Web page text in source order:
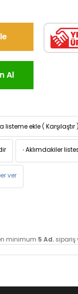
Al
listeme ekle ( Karşılaştır )
·Aklımdakiler
ver
minimum 5 Ad. sipariş